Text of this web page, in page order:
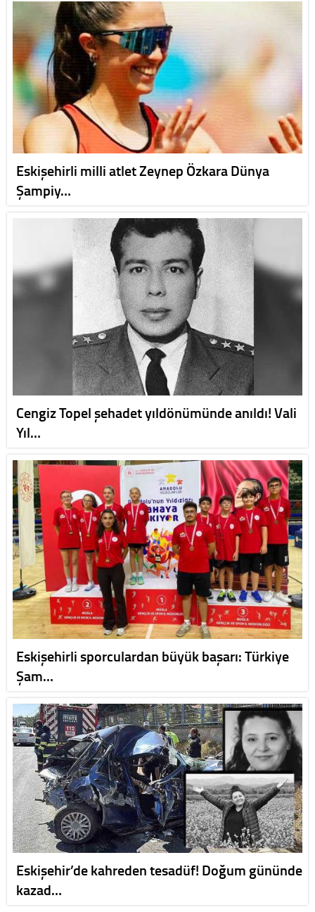
Eskişehirli milli atlet Zeynep Özkara Dünya
Şampiy…
Cengiz Topel şehadet yıldönümünde anıldı! Vali
Yıl…
Eskişehirli sporculardan büyük başarı: Türkiye
Şam…
Eskişehir’de kahreden tesadüf! Doğum gününde
kazad…